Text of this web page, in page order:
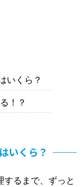
いくら？
！？
いくら？
するまで、ずっと